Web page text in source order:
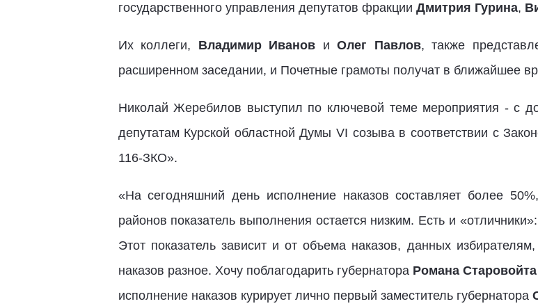
государственного управления депутатов фракции Дмитрия Гурина,
Их коллеги, Владимир Иванов иОлег Павлов, также
расширенном заседании, и Почетные грамоты получат в ближайшее
Николай Жеребилов выступил по ключевой теме мероприятия - с
депутатам Курской областной Думы VI созыва в соответствии с
116-ЗКО».
«На сегодняшний день исполнение наказов составляет более
районов показатель выполнения остается низким. Есть и
Этот показатель зависит и от объема наказов, данных
наказов разное. Хочу поблагодарить губернатора Романа Старовойта
исполнение наказов курирует лично первый заместитель губернатора